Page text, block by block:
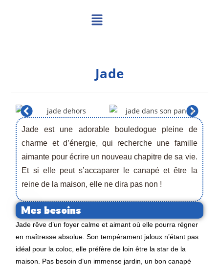
Jade
Jade est une adorable bouledogue pleine de
charme et d’énergie, qui recherche une famille
aimante pour écrire un nouveau chapitre de sa vie.
Et si elle peut s’accaparer le canapé et être la
reine de la maison, elle ne dira pas non !
Mes besoins
Jade rêve d’un foyer calme et aimant où elle pourra régner
en maîtresse absolue. Son tempérament jaloux n’étant pas
idéal pour la coloc, elle préfère de loin être la star de la
maison. Pas besoin d’un immense jardin, un bon canapé